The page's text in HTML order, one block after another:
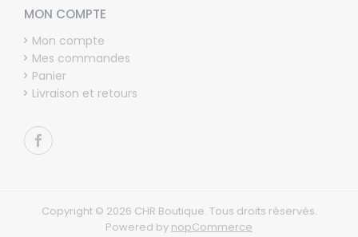
MON COMPTE
Mon compte
Mes commandes
Panier
Livraison et retours
Copyright © 2026 CHR Boutique. Tous droits réservés.
Powered by nopCommerce